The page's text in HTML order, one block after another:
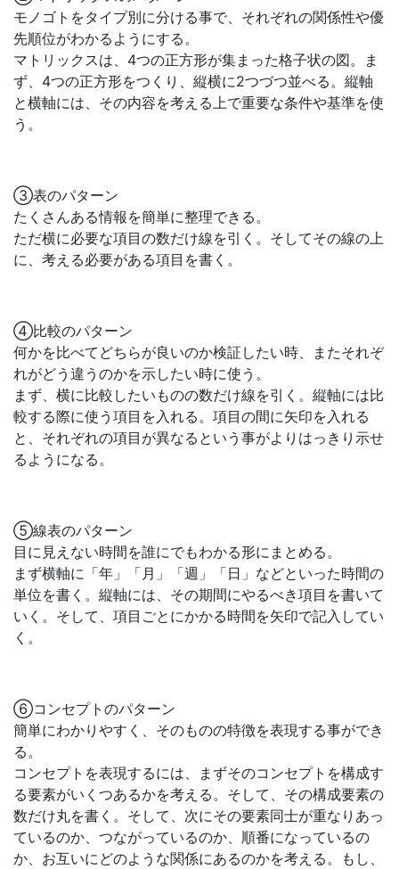
モノゴトをタイプ別に分ける事で、それぞれの関係性や優
先順位がわかるようにする。
マトリックスは、4つの正方形が集まった格子状の図。ま
ず、4つの正方形をつくり、縦横に2つづつ並べる。縦軸
と横軸には、その内容を考える上で重要な条件や基準を使
う。
③表のパターン
たくさんある情報を簡単に整理できる。
ただ横に必要な項目の数だけ線を引く。そしてその線の上
に、考える必要がある項目を書く。
④比較のパターン
何かを比べてどちらが良いのか検証したい時、またそれぞ
れがどう違うのかを示したい時に使う。
まず、横に比較したいものの数だけ線を引く。縦軸には比
較する際に使う項目を入れる。項目の間に矢印を入れる
と、それぞれの項目が異なるという事がよりはっきり示せ
るようになる。
⑤線表のパターン
目に見えない時間を誰にでもわかる形にまとめる。
まず横軸に「年」「月」「週」「日」などといった時間の
単位を書く。縦軸には、その期間にやるべき項目を書いて
いく。そして、項目ごとにかかる時間を矢印で記入してい
く。
⑥コンセプトのパターン
簡単にわかりやすく、そのものの特徴を表現する事ができ
る。
コンセプトを表現するには、まずそのコンセプトを構成す
る要素がいくつあるかを考える。そして、その構成要素の
数だけ丸を書く。そして、次にその要素同士が重なりあっ
ているのか、つながっているのか、順番になっているの
か、お互いにどのような関係にあるのかを考える。もし、